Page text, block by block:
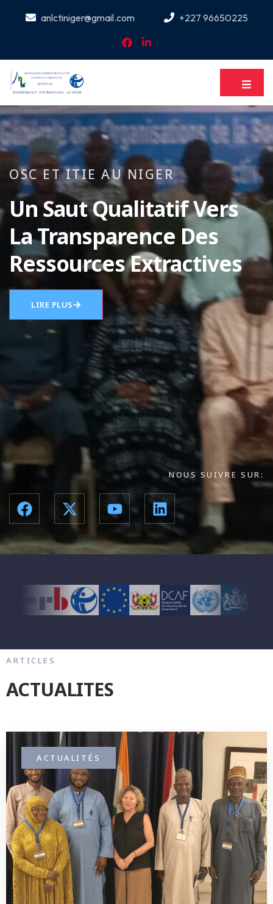
anlctiniger@gmail.com +227 96650225
OSC ET ITIE AU NIGER
Un Saut Qualitatif Vers
La Transparence Des
Ressources Extractives
LIRE PLUS
NOUS SUIVRE SUR:
ARTICLES
ACTUALITES
ACTUALITÉS